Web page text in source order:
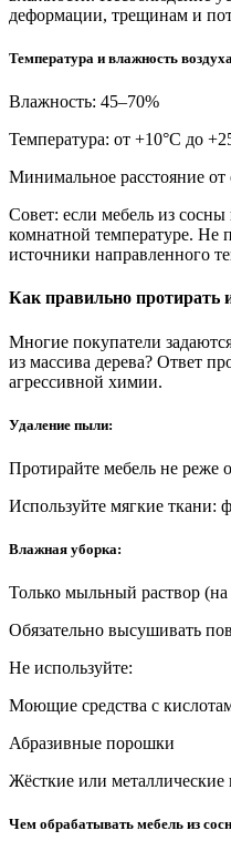
деформации, трещинам и
Температура и влажность
Влажность: 45–70%
Температура: от +10°С до
Минимальное расстояние от
Совет: если мебель из
комнатной температуре. Не
источники направленного
Как правильно протирать
Многие покупатели
из массива дерева? Ответ
агрессивной химии.
Удаление пыли:
Протирайте мебель не реже
Используйте мягкие ткани:
Влажная уборка:
Только мыльный раствор
Обязательно высушивать
Не используйте:
Моющие средства с
Абразивные порошки
Жёсткие или металлические
Чем обрабатывать мебель из